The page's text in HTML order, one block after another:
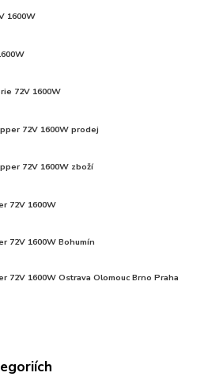
1600W
72V 1600W
72V 1600W prodej
72V 1600W zboží
72V 1600W
72V 1600W Bohumín
72V 1600W Ostrava Olomouc Brno Praha